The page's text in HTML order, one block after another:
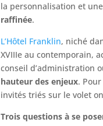
la personnalisation et
raffinée.
L’Hôtel Franklin, niché
XVIIIe au contemporain,
conseil d’administration
hauteur des enjeux.
invités triés sur le volet
Trois questions à se